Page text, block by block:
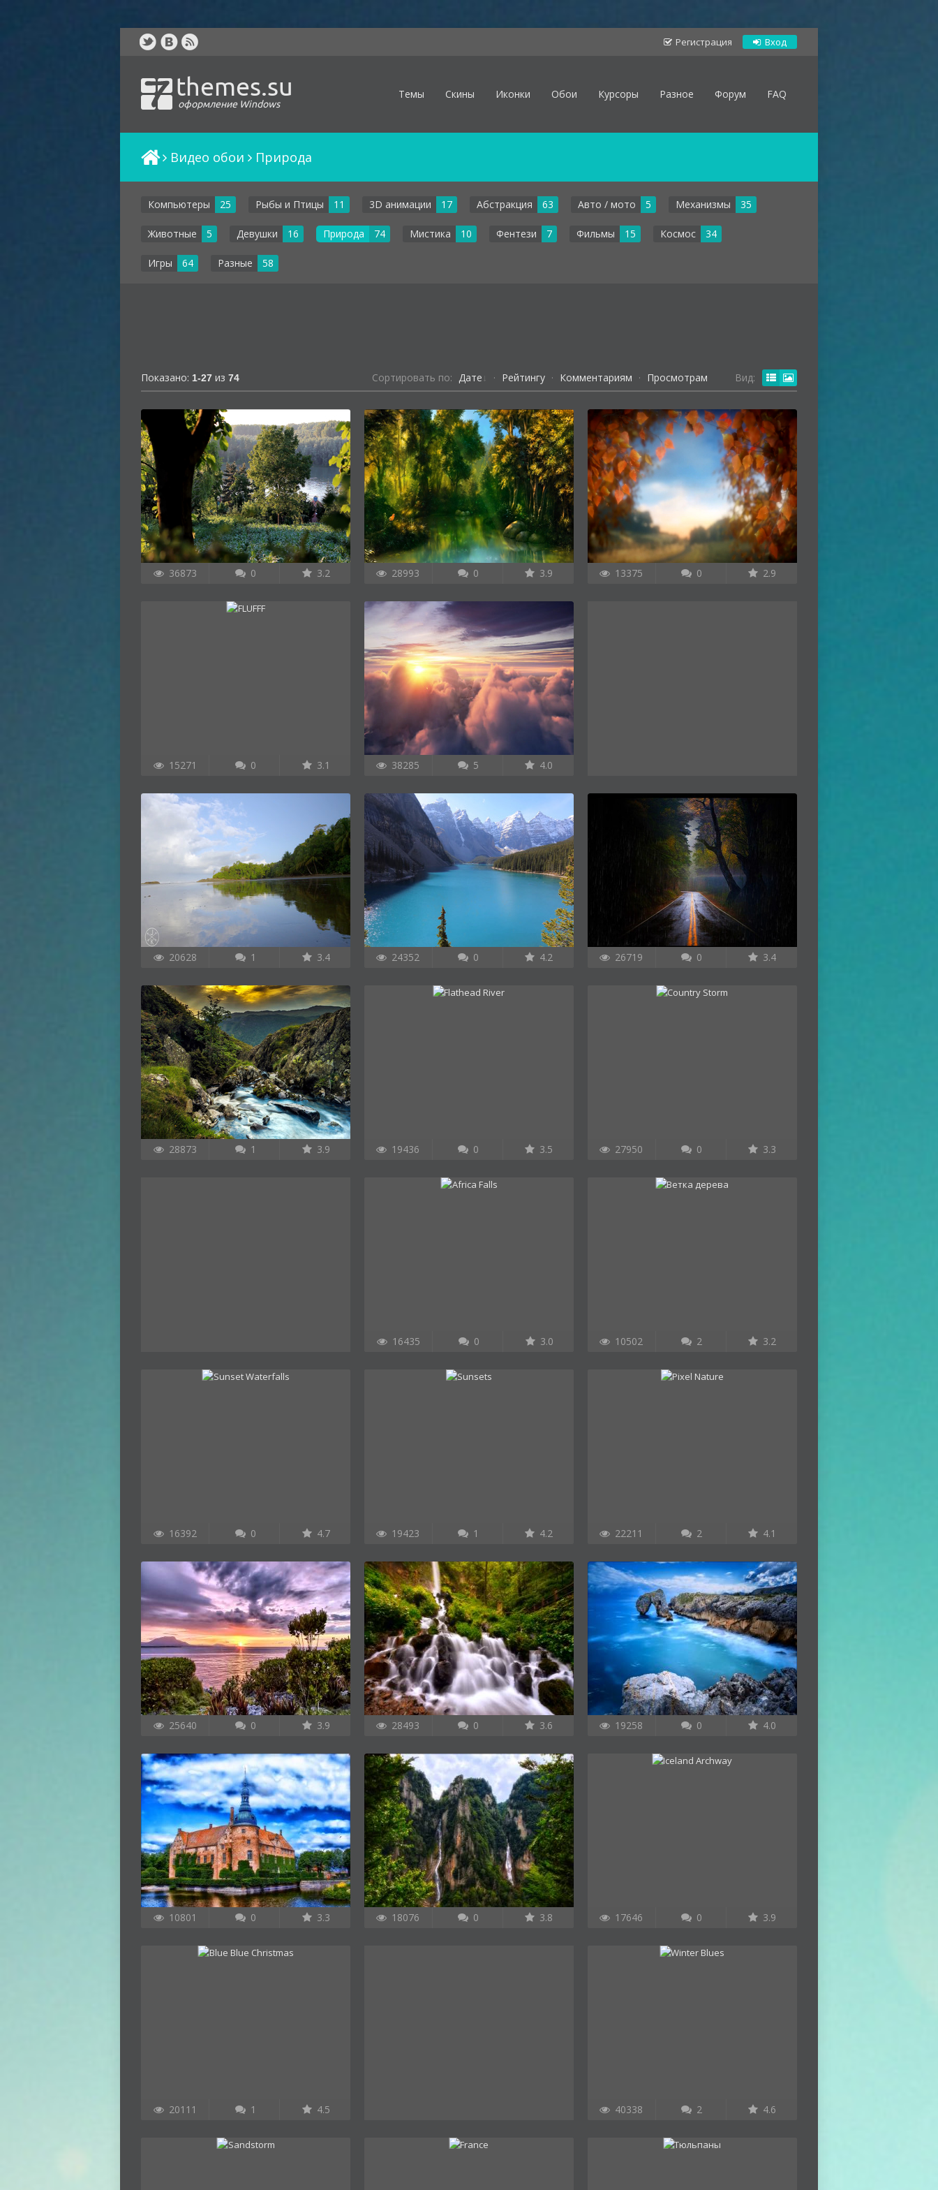
Регистрация Вход
themes.su
оформление Windows
Темы Скины Иконки Обои Курсоры Разное Форум FAQ
Видео обои Природа
Компьютеры 25 Рыбы и Птицы 11 3D анимации 17 Абстракция 63 Авто / мото 5 Механизмы 35
Животные 5 Девушки 16 Природа 74 Мистика 10 Фентези 7 Фильмы 15 Космос 34
Игры 64 Разные 58
Показано: 1-27 из 74 Сортировать по: Дате · Рейтингу · Комментариям · Просмотрам Вид:
36873 0 3.2 28993 0 3.9 13375 0 2.9
15271 0 3.1 38285 5 4.0
20628 1 3.4 24352 0 4.2 26719 0 3.4
28873 1 3.9 19436 0 3.5 27950 0 3.3
16435 0 3.0 10502 2 3.2
16392 0 4.7 19423 1 4.2 22211 2 4.1
25640 0 3.9 28493 0 3.6 19258 0 4.0
10801 0 3.3 18076 0 3.8 17646 0 3.9
20111 1 4.5 40338 2 4.6